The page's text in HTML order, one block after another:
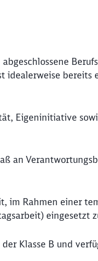
bereits
Eigeninitiative
an
im Rahmen einer
eingesetzt
Klasse B und